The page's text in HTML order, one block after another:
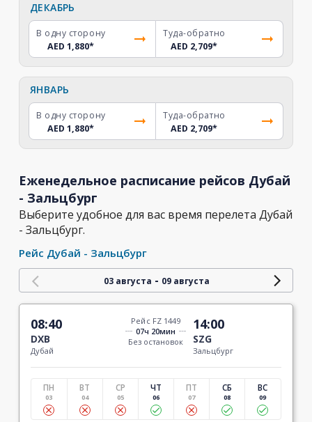
ДЕКАБРЬ
В одну сторону
AED 1,880*
Туда-обратно
AED 2,709*
ЯНВАРЬ
В одну сторону
AED 1,880*
Туда-обратно
AED 2,709*
Еженедельное расписание рейсов Дубай
- Зальцбург
Выберите удобное для вас время перелета Дубай
- Зальцбург.
Рейс Дубай - Зальцбург
03 августа - 09 августа
08:40
DXB
Дубай
Рейс FZ 1449
07ч 20мин
Без остановок
14:00
SZG
Зальцбург
ПН
03
ВТ
04
СР
05
ЧТ
06
ПТ
07
СБ
08
ВС
09